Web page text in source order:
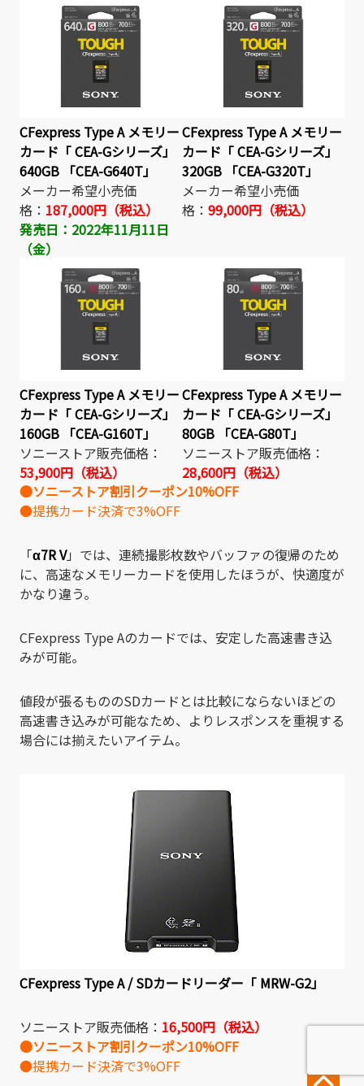
CFexpress Type A メモリー
カード「 CEA-Gシリーズ」
640GB 「CEA-G640T」
メーカー希望小売価
格： 187,000円（税込）
発売日：2022年11月11日
（金）
CFexpress Type A メモリー
カード「 CEA-Gシリーズ」
320GB 「CEA-G320T」
メーカー希望小売価
格： 99,000円（税込）
CFexpress Type A メモリー
カード「 CEA-Gシリーズ」
160GB 「CEA-G160T」
ソニーストア販売価格：
53,900円 （税込）
CFexpress Type A メモリー
カード「 CEA-Gシリーズ」
80GB 「CEA-G80T」
ソニーストア販売価格：
28,600円（税込）
●ソニーストア割引クーポン10%OFF
●提携カード決済で3%OFF
「α7R V」では、連続撮影枚数やバッファの復帰のため
に、高速なメモリーカードを使用したほうが、快適度が
かなり違う。
CFexpress Type Aのカードでは、安定した高速書き込
みが可能。
値段が張るもののSDカードとは比較にならないほどの
高速書き込みが可能なため、よりレスポンスを重視する
場合には揃えたいアイテム。
CFexpress Type A / SDカードリーダー「 MRW-G2」
ソニーストア販売価格： 16,500円（税込）
●ソニーストア割引クーポン10%OFF
●提携カード決済で3%OFF